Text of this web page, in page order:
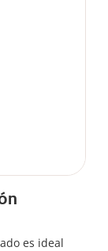
es ideal